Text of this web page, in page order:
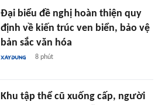
Đại biểu đề nghị hoàn thiện quy
định về kiến trúc ven biển, bảo vệ
bản sắc văn hóa
8 phút
Khu tập thể cũ xuống cấp, người